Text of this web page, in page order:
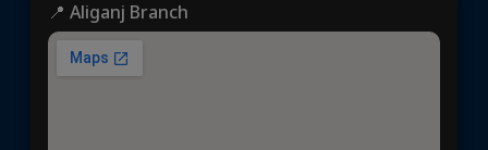
📍 Aliganj Branch